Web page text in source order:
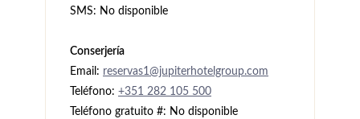
SMS: No disponible
Conserjería
Email: reservas1@jupiterhotelgroup.com
Teléfono: +351 282 105 500
Teléfono gratuito #: No disponible